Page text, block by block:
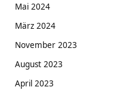
Mai 2024
März 2024
November 2023
August 2023
April 2023